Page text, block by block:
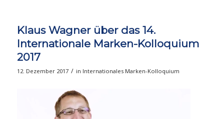
Klaus Wagner über das 14.
Internationale Marken-Kolloquium
2017
12. Dezember 2017 / in Internationales Marken-Kolloquium